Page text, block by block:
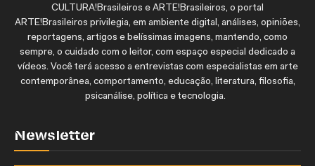
CULTURA!Brasileiros e ARTE!Brasileiros, o portal
ARTE!Brasileiros privilegia, em ambiente digital, análises, opiniões,
reportagens, artigos e belíssimas imagens, mantendo, como
sempre, o cuidado com o leitor, com espaço especial dedicado a
vídeos. Você terá acesso a entrevistas com especialistas em arte
contemporânea, comportamento, educação, literatura, filosofia,
psicanálise, política e tecnologia.
Newsletter